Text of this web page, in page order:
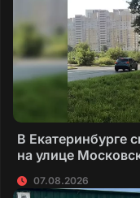
В Екатеринбурге
на улице
07.08.2026